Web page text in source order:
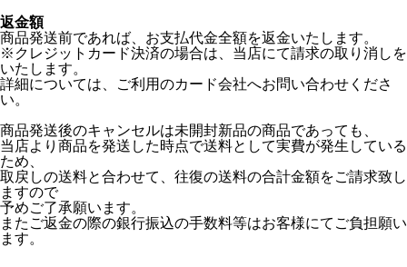
返金額
商品発送前であれば、お支払代金全額を返金いたします。
※クレジットカード決済の場合は、当店にて請求の取り消しを
いたします。
詳細については、ご利用のカード会社へお問い合わせくださ
い。
商品発送後のキャンセルは未開封新品の商品であっても、
当店より商品を発送した時点で送料として実費が発生している
ため、
取戻しの送料と合わせて、往復の送料の合計金額をご請求致し
ますので
予めご了承願います。
またご返金の際の銀行振込の手数料等はお客様にてご負担願い
ます。